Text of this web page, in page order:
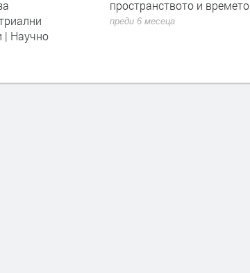
пространството и времето
преди 6 месеца
Иван Иванов